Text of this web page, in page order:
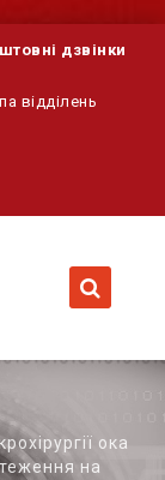
дзвінки
відділень
ока
на